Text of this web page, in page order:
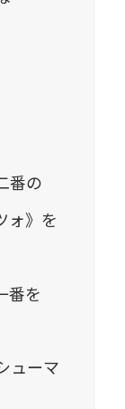
番の
ォ》を
番を
ューマ